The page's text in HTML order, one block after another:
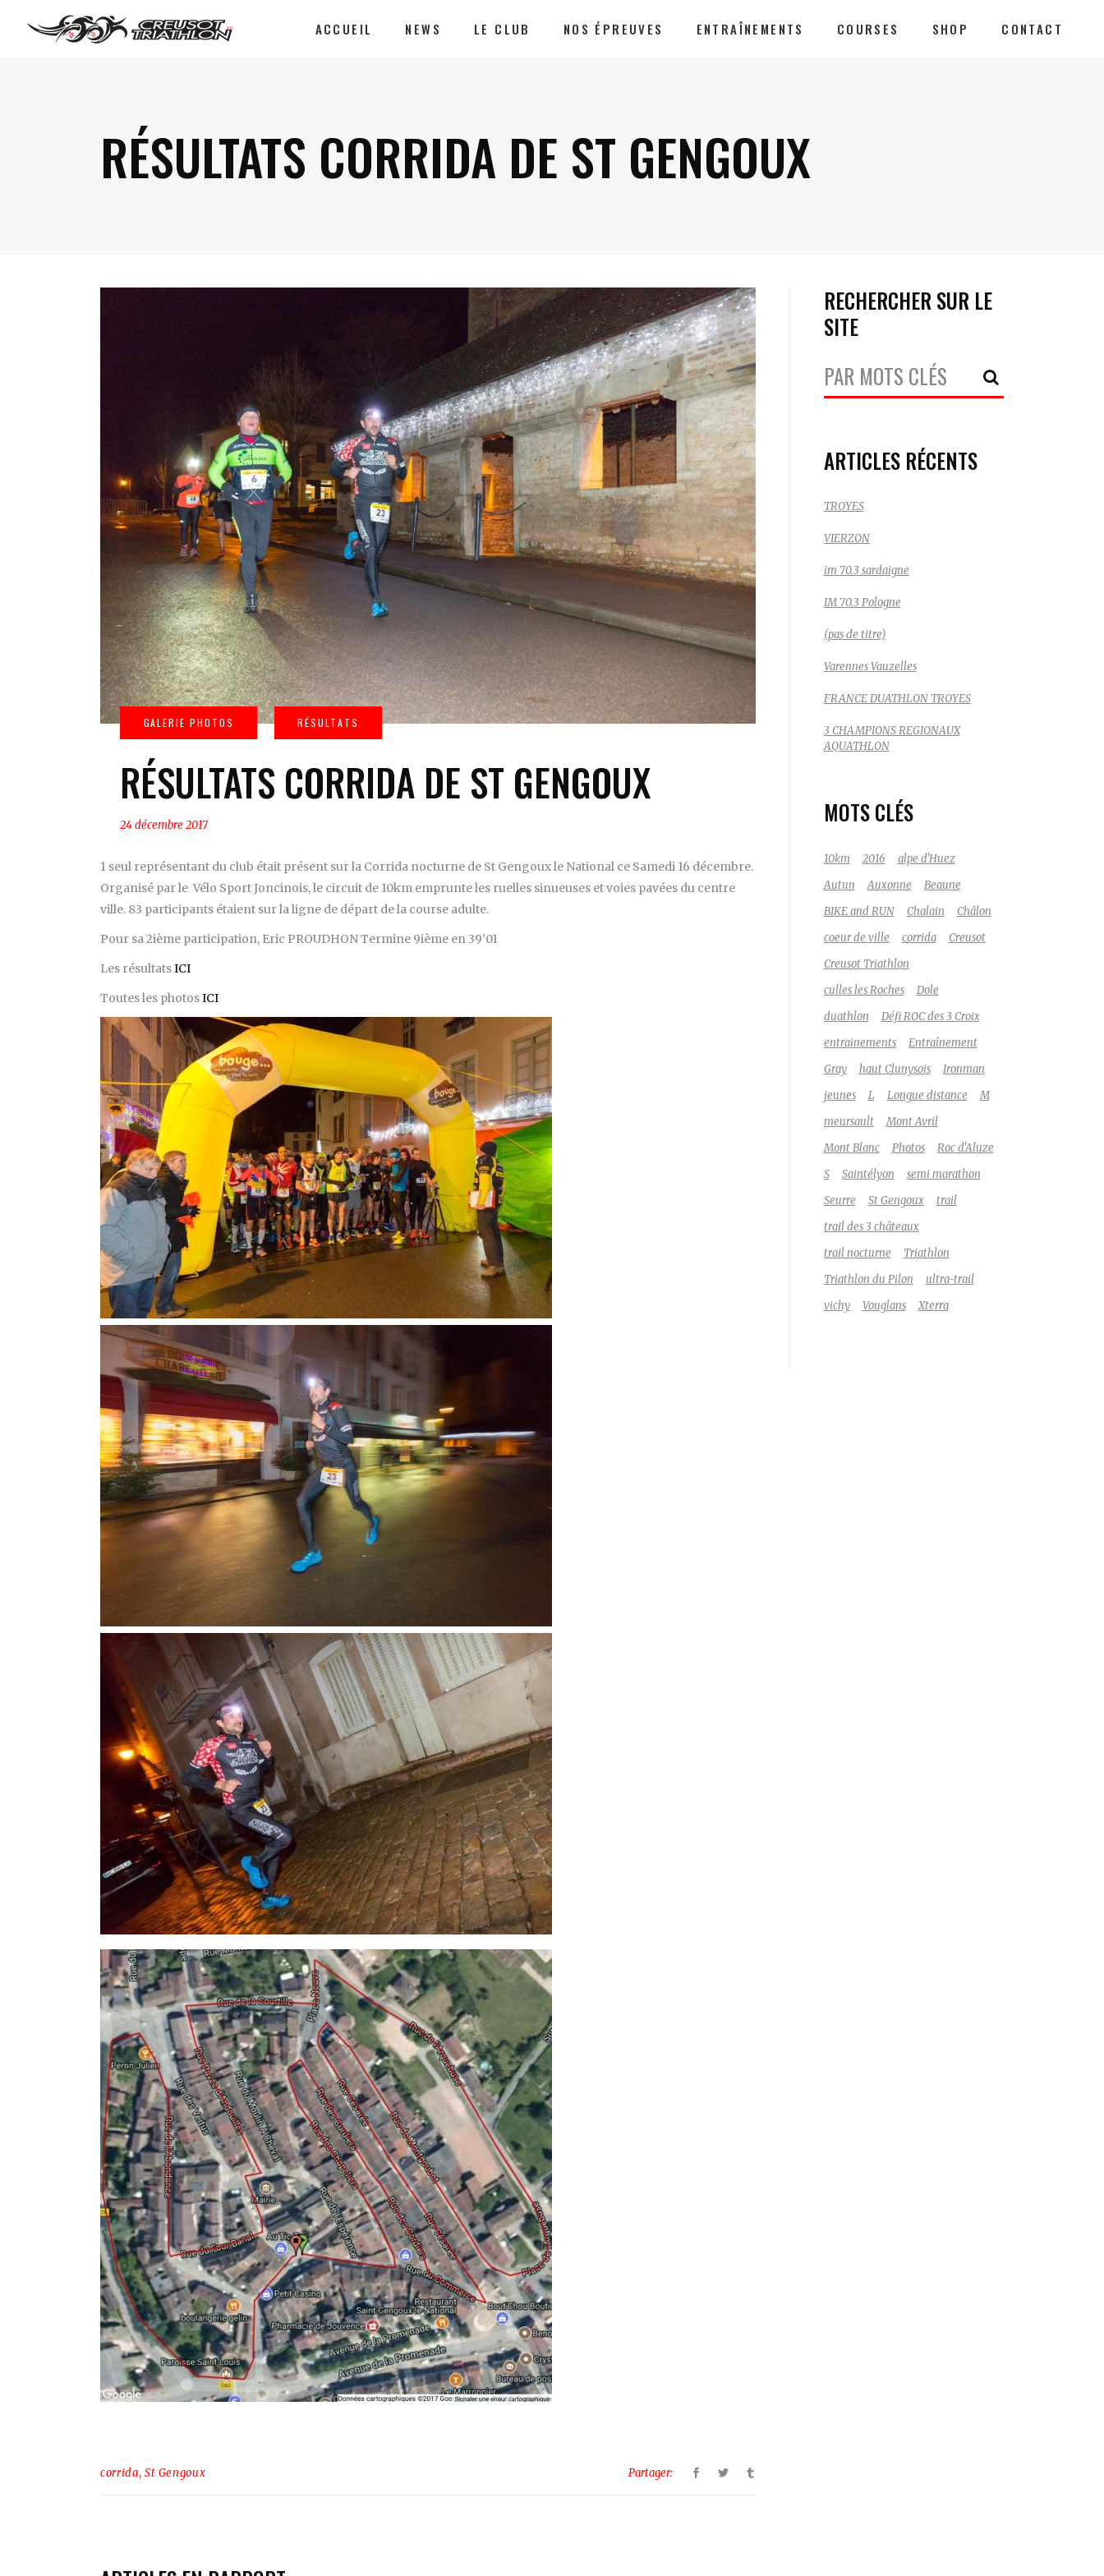
ACCUEIL NEWS LE CLUB NOS ÉPREUVES ENTRAÎNEMENTS COURSES SHOP CONTACT
RÉSULTATS CORRIDA DE ST GENGOUX
RÉSULTATS CORRIDA DE ST GENGOUX
24 décembre 2017
1 seul représentant du club était présent sur la Corrida nocturne de St Gengoux le National ce Samedi 16 décembre.
Organisé par le Vélo Sport Joncinois, le circuit de 10km emprunte les ruelles sinueuses et voies pavées du centre
ville. 83 participants étaient sur la ligne de départ de la course adulte.
Pour sa 2ième participation, Eric PROUDHON Termine 9ième en 39’01
Les résultatsICI
Toutes les photosICI
corrida, St Gengoux Partager:
RECHERCHER SUR LE
SITE
Votre
Recherche:
ARTICLES RÉCENTS
TROYES
VIERZON
im 70.3 sardaigne
IM 70.3 Pologne
(pas de titre)
Varennes Vauzelles
FRANCE DUATHLON TROYES
3 CHAMPIONS REGIONAUX
AQUATHLON
MOTS CLÉS
10km 2016
alpe d'Huez
Autun
Auxonne
Beaune
BIKE and RUN
Chalain
Châlon
coeur de ville
corrida
Creusot
Creusot Triathlon
culles les Roches
Dole
duathlon
Défi ROC des 3 Croix
entrainements
Entraînement
Gray
haut Clunysois
Ironman
jeunes
L Longue distance
M
meursault
Mont Avril
Mont Blanc
Photos
Roc d'Aluze
S
Saintélyon
semi marathon
Seurre
St Gengoux
trail
trail des 3 châteaux
trail nocturne
Triathlon
Triathlon du Pilon
ultra-trail
vichy
Vouglans Xterra